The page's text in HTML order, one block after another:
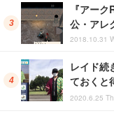
『アー
公・アレ
2018.10.31
レイド続
ておくと
2020.6.25